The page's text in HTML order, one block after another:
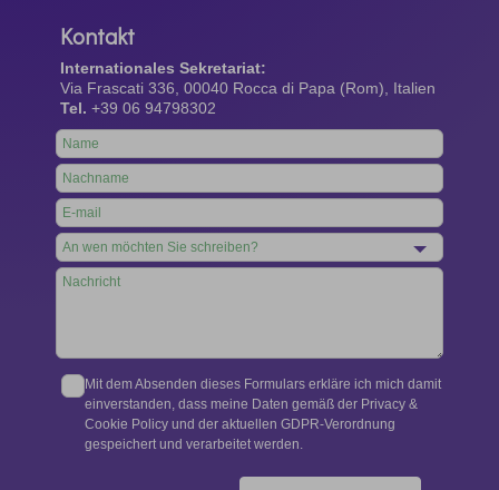
Kontakt
Internationales Sekretariat:
Via Frascati 336, 00040 Rocca di Papa (Rom), Italien
Tel. +39 06 94798302
Leave
this
field
blank
Mit dem Absenden dieses Formulars erkläre ich mich damit
einverstanden, dass meine Daten gemäß der Privacy &
Cookie Policy und der aktuellen GDPR-Verordnung
gespeichert und verarbeitet werden.